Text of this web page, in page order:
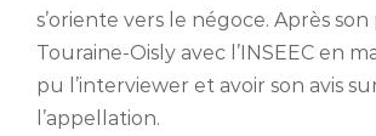
s’oriente vers le négoce. Après son
Touraine-Oisly avec l’INSEEC en
pu l’interviewer et avoir son avis
l’appellation.